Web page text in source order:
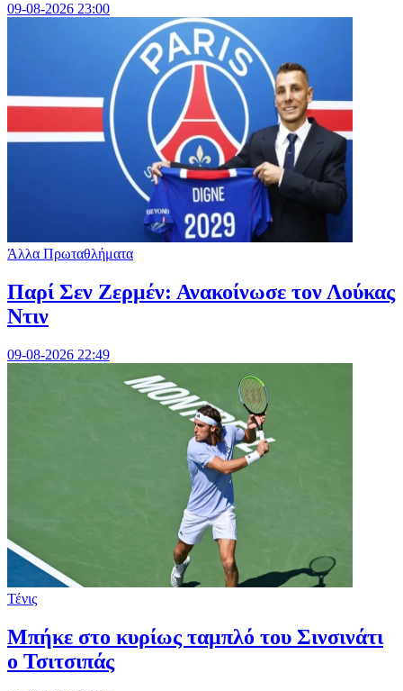
09-08-2026 23:00
Άλλα Πρωταθλήματα
Παρί Σεν Ζερμέν: Ανακοίνωσε τον Λούκας
Ντιν
09-08-2026 22:49
Τένις
Mπήκε στο κυρίως ταμπλό του Σινσινάτι
ο Τσιτσιπάς